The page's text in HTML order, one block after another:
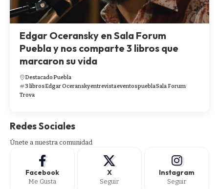
Edgar Oceransky en Sala Forum
Puebla y nos comparte 3 libros que
marcaron su vida
DestacadoPuebla
3 librosEdgar OceranskyentrevistaeventospueblaSala Forum
Trova
Redes Sociales
Únete a nuestra comunidad
Facebook
Me Gusta
X
Seguir
Instagram
Seguir